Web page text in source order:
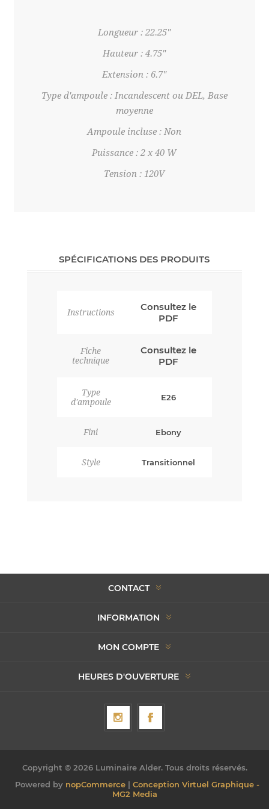
Longueur : 22.25"
Hauteur : 4.75"
Extension : 6.7"
Type d'ampoule : Incandescent ou DEL, Base
moyenne
Ampoule incluse : Non
Puissance : 2 x 40 W
Tension : 120V
SPÉCIFICATIONS DES PRODUITS
Instructions
Consultez le
PDF
Fiche
technique
Consultez le
PDF
Type
d'ampoule
E26
Fini Ebony
Style Transitionnel
CONTACT
INFORMATION
MON COMPTE
HEURES D'OUVERTURE
Copyright © 2026 Luminaire Alder. Tous droits réservés.
Powered by nopCommerce| Conception Virtuel Graphique -
MG2 Media